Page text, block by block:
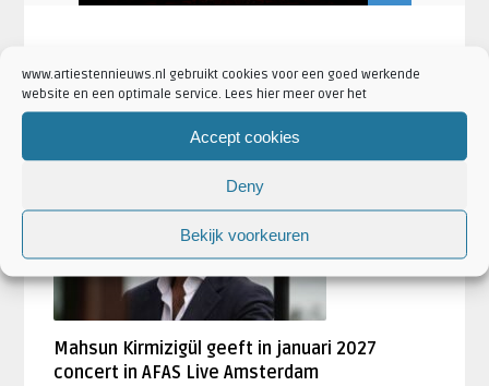
www.artiestennieuws.nl gebruikt cookies voor een goed werkende
website en een optimale service. Lees hier meer over het
Accept cookies
Deny
Bekijk voorkeuren
Mahsun Kirmizigül geeft in januari 2027
concert in AFAS Live Amsterdam